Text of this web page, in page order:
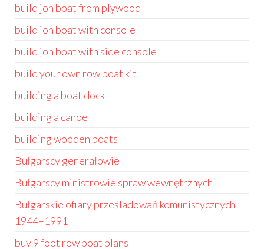
build jon boat from plywood
build jon boat with console
build jon boat with side console
build your own row boat kit
building a boat dock
building a canoe
building wooden boats
Bułgarscy generałowie
Bułgarscy ministrowie spraw wewnętrznych
Bułgarskie ofiary prześladowań komunistycznych
1944–1991
buy 9 foot row boat plans